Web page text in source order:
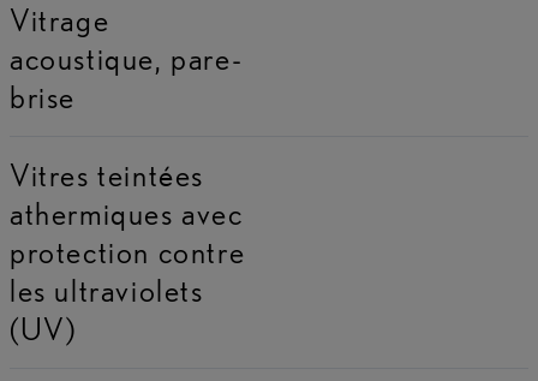
Vitrage
acoustique, pare-
brise
Vitres teintées
athermiques avec
protection contre
les ultraviolets
(UV)